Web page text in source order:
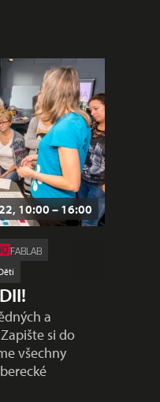
10:00 – 16:00
FABLAB
a
si do
všechny